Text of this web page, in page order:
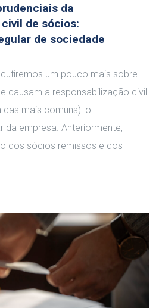
da
de sócios:
de sociedade
um pouco mais sobre
causam a responsabilização civil
mais comuns): o
da empresa. Anteriormente,
dos sócios remissos e dos